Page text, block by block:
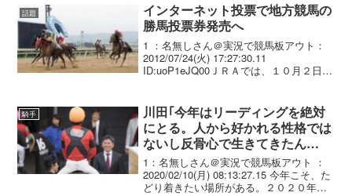
話題
インターネット投票で地方競馬の
勝馬投票券発売へ
1 ：名無しさん＠実況で競馬板アウト：
2012/07/24(火) 17:27:30.11
ID:uoP1eJQ00ＪＲＡでは、１０月２日
勝馬投票券の発売等を行いますので...
騎手
川田｢今年はリーディングを絶対
にとる。人から好かれる性格では
ないし反骨心で生きてきたん
だ。｣
1：名無しさん＠実況で競馬板アウト ：
2020/02/10(月) 08:13:27.15 今年こそ、た
どり着きたい場所がある。２０２０年。